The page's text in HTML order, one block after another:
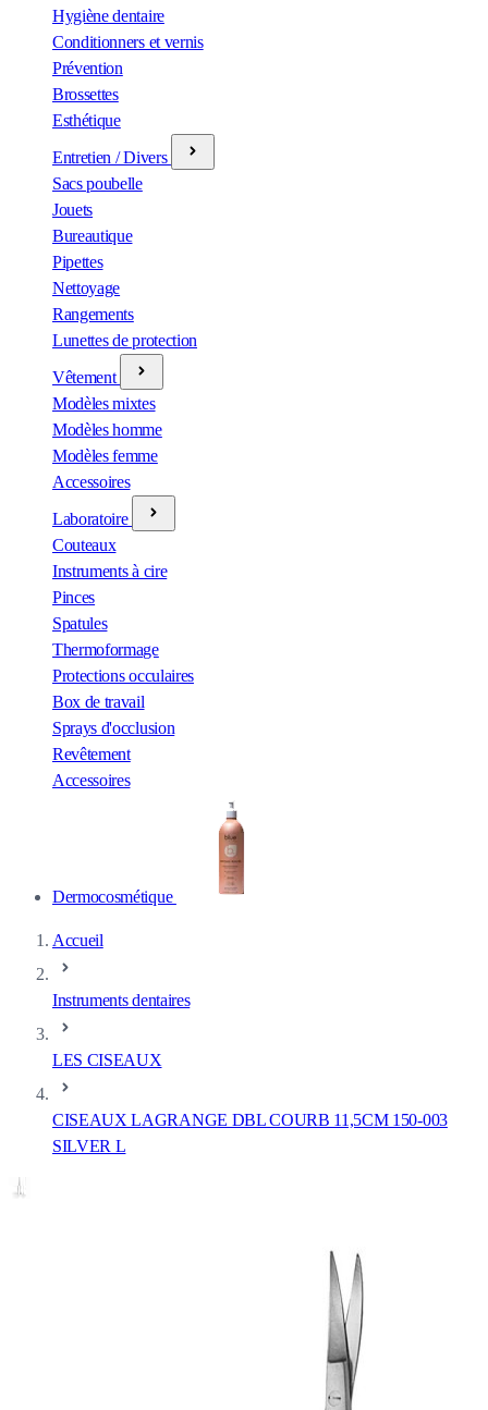
Hygiène dentaire
Conditionners et vernis
Prévention
Brossettes
Esthétique
Entretien / Divers
Sacs poubelle
Jouets
Bureautique
Pipettes
Nettoyage
Rangements
Lunettes de protection
Vêtement
Modèles mixtes
Modèles homme
Modèles femme
Accessoires
Laboratoire
Couteaux
Instruments à cire
Pinces
Spatules
Thermoformage
Protections occulaires
Box de travail
Sprays d'occlusion
Revêtement
Accessoires
Dermocosmétique
Accueil
Instruments dentaires
LES CISEAUX
CISEAUX LAGRANGE DBL COURB 11,5CM 150-003
SILVER L